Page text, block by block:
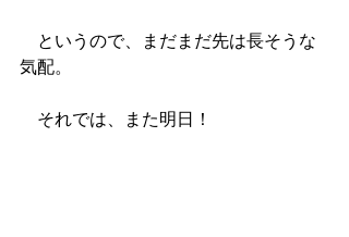
というので、まだまだ先は長そうな
気配。
それでは、また明日！